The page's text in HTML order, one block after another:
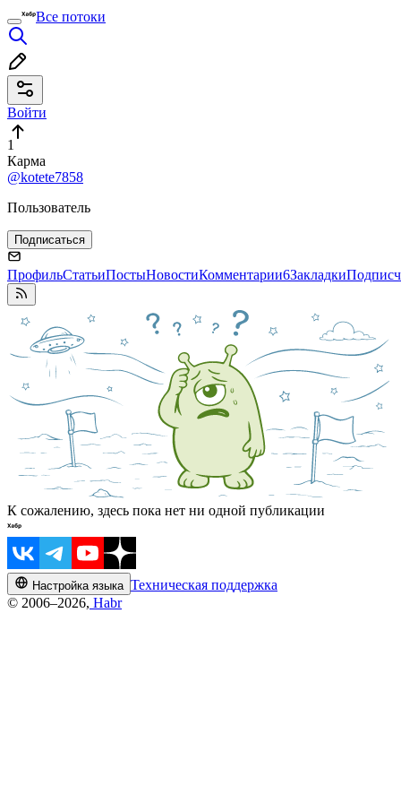
Все потоки
Войти
1
Карма
@kotete7858
Пользователь
Подписаться
ПрофильСтатьиПостыНовостиКомментарии6Закладки
К сожалению, здесь пока нет ни одной публикации
Настройка языка Техническая поддержка
© 2006–2026, Habr